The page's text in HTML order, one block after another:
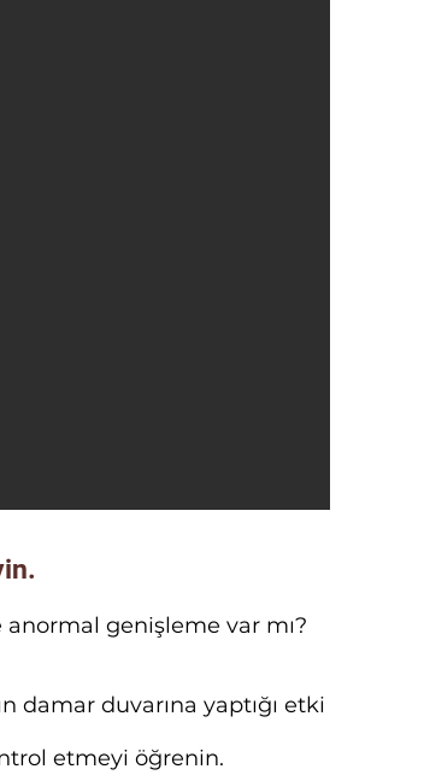
genişleme var mı?
damar duvarına yaptığı etki
etmeyi öğrenin.